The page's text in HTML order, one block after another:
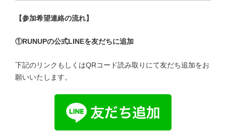
【参加希望連絡の流れ】
①RUNUPの公式LINEを友だちに追加
下記のリンクもしくはQRコード読み取りにて友だち追加をお
願いいたします。